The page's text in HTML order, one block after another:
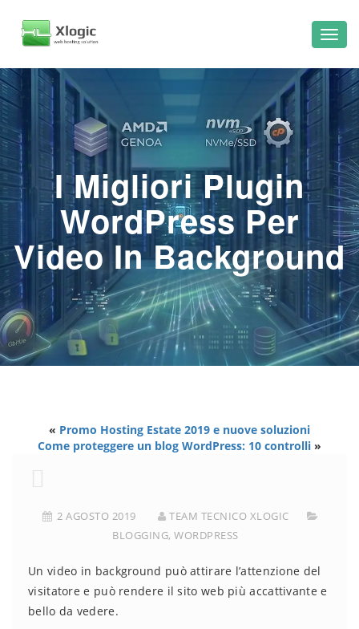
I Migliori Plugin
WordPress Per
Video In Background
« Promo Hosting Estate 2019 e nuove soluzioni
Come proteggere un blog WordPress: 10 controlli »
2 AGOSTO 2019
TEAM TECNICO XLOGIC
BLOGGING,WORDPRESS
Un video in background può attirare l’attenzione del
visitatore e può rendere il sito web più accattivante e
bello da vedere.